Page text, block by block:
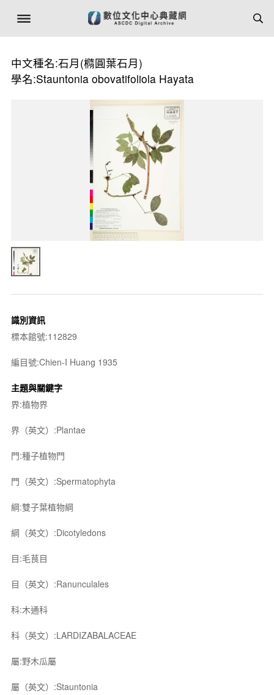
中文種名:石月(橢圓葉石月)
學名:Stauntonia obovatifoliola Hayata
識別資訊
標本館號:112829
編目號:Chien-I Huang 1935
主題與關鍵字
界:植物界
界（英文）:Plantae
門:種子植物門
門（英文）:Spermatophyta
綱:雙子葉植物綱
綱（英文）:Dicotyledons
目:毛茛目
目（英文）:Ranunculales
科:木通科
科（英文）:LARDIZABALACEAE
屬:野木瓜屬
屬（英文）:Stauntonia